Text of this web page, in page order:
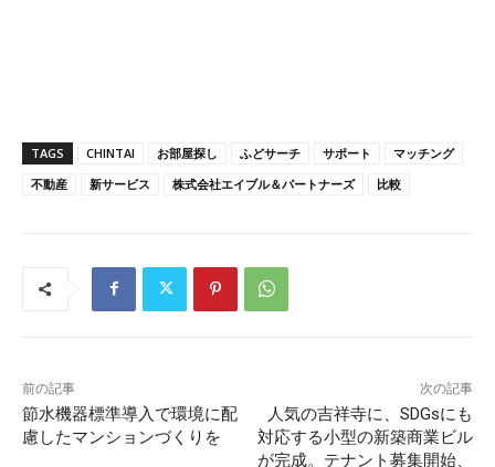
TAGS CHINTAI お部屋探し ふどサーチ サポート
マッチング
不動産
新サービス 株式会社エイブル＆パートナーズ 比較
前の記事
節水機器標準導入で環境に配
慮したマンションづくりを
次の記事
⼈気の吉祥寺に、SDGsにも
対応する⼩型の新築商業ビル
が完成。テナント募集開始、